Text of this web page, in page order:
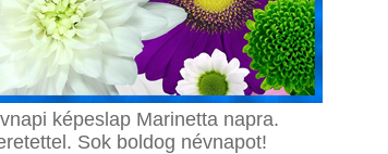
képeslap Marinetta napra.
Sok boldog névnapot!